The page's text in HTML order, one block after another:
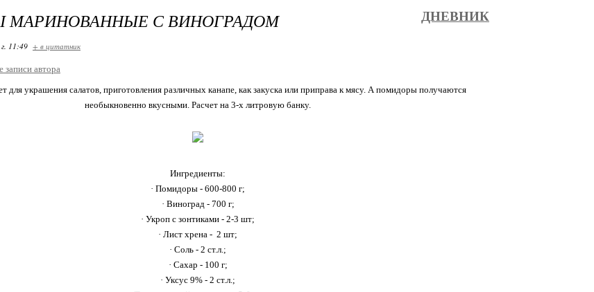
МАРИНОВАННЫЕ С ВИНОГРАДОМ ДНЕВНИК
11:49 + в цитатник
записи автора
для украшения салатов, приготовления различных канапе, как закуска или приправа к мясу. А помидоры получаются
необыкновенно вкусными. Расчет на 3-х литровую банку.
Ингредиенты:
· Помидоры - 600-800 г;
· Виноград - 700 г;
· Укроп с зонтиками - 2-3 шт;
· Лист хрена - 2 шт;
· Соль - 2 ст.л.;
· Сахар - 100 г;
· Уксус 9% - 2 ст.л.;